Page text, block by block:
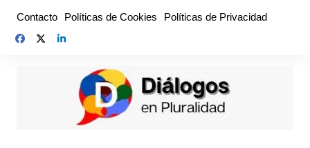
contenido
Contacto Políticas de Cookies Políticas de Privacidad